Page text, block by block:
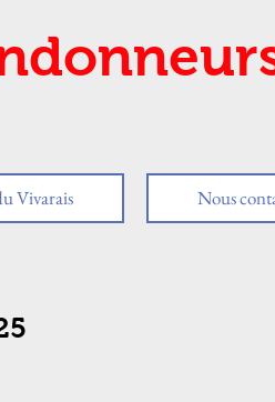
Vivarais Nous